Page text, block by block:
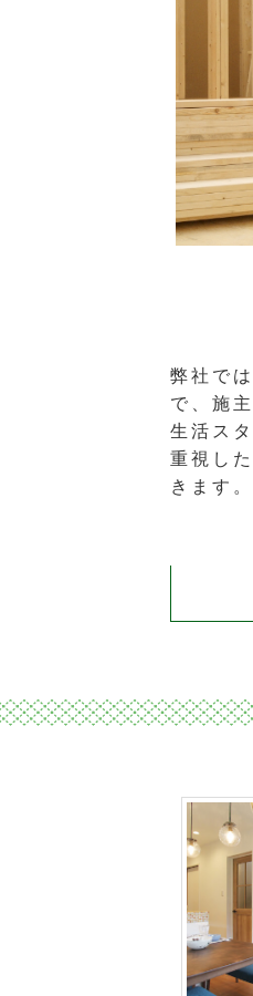
弊社で
で、施
生活ス
重視し
きます。